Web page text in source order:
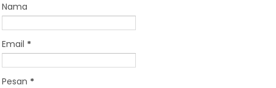
Nama
Email *
Pesan *